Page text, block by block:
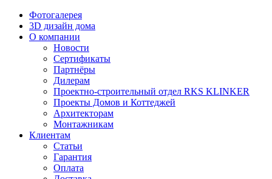
Фотогалерея
3D дизайн дома
О компании
Новости
Сертификаты
Партнёры
Дилерам
Проектно-строительный отдел RKS KLINKER
Проекты Домов и Коттеджей
Архитекторам
Монтажникам
Клиентам
Статьи
Гарантия
Оплата